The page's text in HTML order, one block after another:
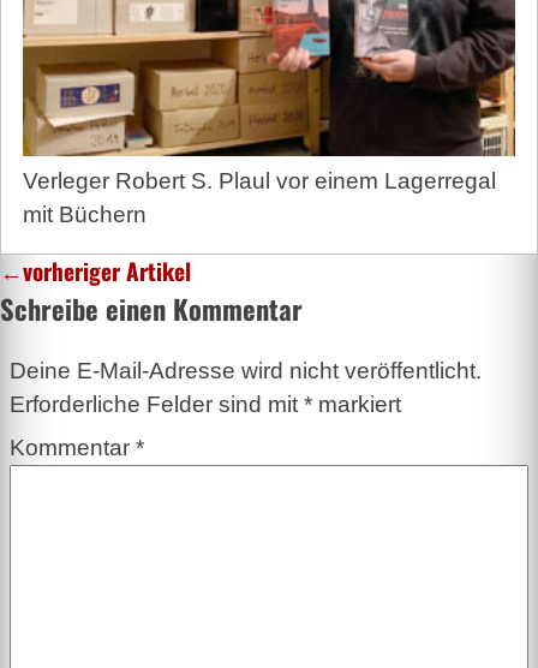
Verleger Robert S. Plaul vor einem Lagerregal
mit Büchern
←vorheriger Artikel
Schreibe einen Kommentar
Deine E-Mail-Adresse wird nicht veröffentlicht.
Erforderliche Felder sind mit *markiert
Kommentar *